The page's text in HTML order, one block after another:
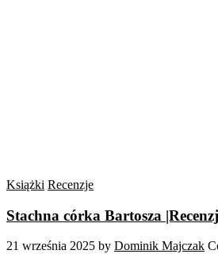
Książki Recenzje
Stachna córka Bartosza
21 września 2025 by Dominik Majczak